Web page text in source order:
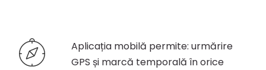
Aplicația mobilă permite: urmărire
GPS și marcă temporală în orice